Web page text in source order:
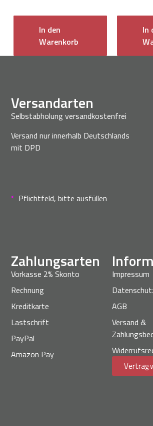
In den
Warenkorb
In
Impressum
AGB
Versand &
Vertrag
Zahlungsarten
Vorkasse 2% Skonto
Rechnung
Kreditkarte
Lastschrift
PayPal
Amazon Pay
Versandarten
Selbstabholung versandkostenfrei
Versand nur innerhalb Deutschlands
mit DPD
* Pflichtfeld, bitte ausfüllen